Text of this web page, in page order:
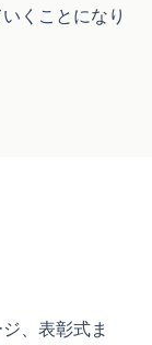
くことになり
、表彰式ま